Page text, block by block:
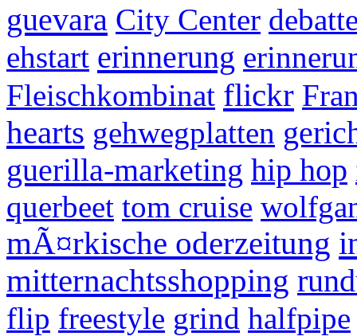
guevara City Center
ehstart erinnerung
Fleischkombinat flickr
hearts gehwegplatten
guerilla-marketing hip hop
querbeet tom cruise
mÃ¤rkische oderzeitung
mitternachtsshopping
flip freestyle grind halfpipe